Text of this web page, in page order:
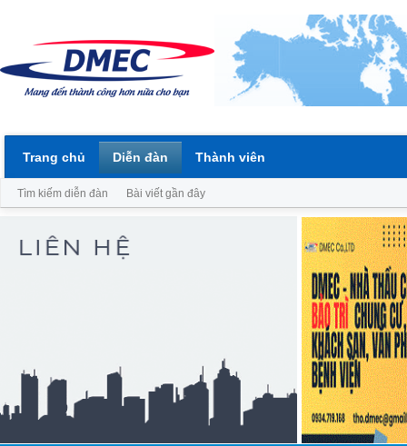
Trang chủ Diễn đàn
Tìm kiếm diễn đàn Bài viết gần đây
Thành viên